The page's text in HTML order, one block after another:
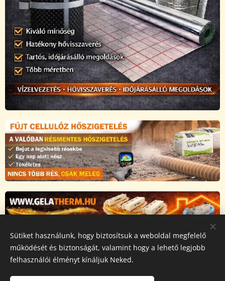
Az oldalt a Novarix Pro Kft működteti, a weboldalon
megjelenő összes tartalmatszerzői jog védi,
Sütiket használunk, hogy biztosítsuk a weboldal megfelelő
működését és biztonságát, valamint hogy a lehető legjobb
felhasználói élményt kínáljuk Neked.